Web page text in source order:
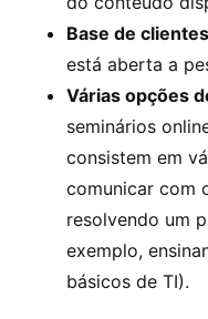
Base de
está aberta a
Várias opções
seminários
consistem em
comunicar com
resolvendo um
exemplo,
básicos de TI).